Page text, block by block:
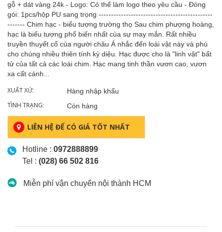
gỗ + dát vàng 24k - Logo: Có thể làm logo theo yêu cầu - Đóng
gói: 1pcs/hộp PU sang trọng ----------------------------------------------
------- Chim hạc - biểu tượng trường thọ Sau chim phượng hoàng,
hạc là biểu tượng phổ biến nhất của sự may mắn. Rất nhiều
truyền thuyết cổ của người châu Á nhắc đến loài vật này và phú
cho chúng nhiều thiên tính kỳ diệu. Hạc được cho là "linh vật" bất
tử của tất cả các loài chim. Hạc mang tinh thần vươn cao, vươn
xa cất cánh...
XUẤT XỨ: Hàng nhập khẩu
TÌNH TRẠNG: Còn hàng
LIÊN HỆ ĐỂ CÓ GIÁ TỐT NHẤT
Hotline : 0972888899
Tel : (028) 66 502 816
Miễn phí vận chuyển nội thành HCM